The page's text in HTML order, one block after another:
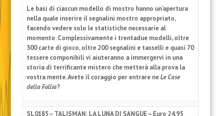
Le basi di ciascun modello di mostro hanno un’apertura
nella quale inserire il segnalini mostro appropriato,
facendo vedere solo le statistiche necessarie al
momento. Complessivamente i trentadue modelli, oltre
300 carte di gioco, oltre 200 segnalini e tasselli e quasi 70
tessere componibili vi aiuteranno a immergervi in una
storia di terrificante mistero che metterà alla prova la
vostra mente. Avete il coraggio per entrare neLeCase
della Follia?
SL0185 – TALISMAN: LA LUNA DI SANGUE – Euro 24,95